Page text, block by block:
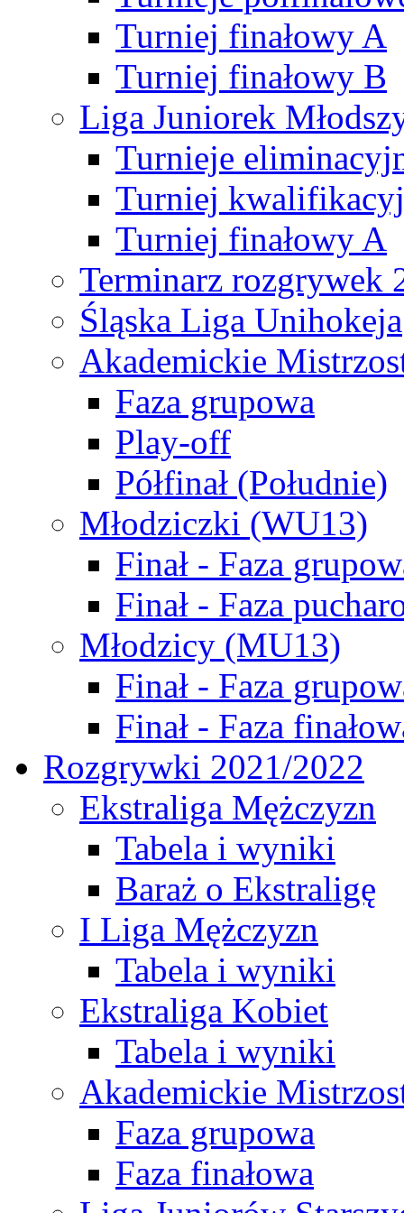
Turniej finałowy A
Turniej finałowy B
Liga Juniorek
Turnieje
Turniej
Turniej finałowy A
Terminarz rozgrywek
Śląska Liga Unihokeja
Akademickie
Faza grupowa
Play-off
Półfinał (Południe)
Młodziczki (WU13)
Finał - Faza
Finał - Faza
Młodzicy (MU13)
Finał - Faza
Finał - Faza
Rozgrywki 2021/2022
Ekstraliga Mężczyzn
Tabela i wyniki
Baraż o Ekstraligę
I Liga Mężczyzn
Tabela i wyniki
Ekstraliga Kobiet
Tabela i wyniki
Akademickie
Faza grupowa
Faza finałowa